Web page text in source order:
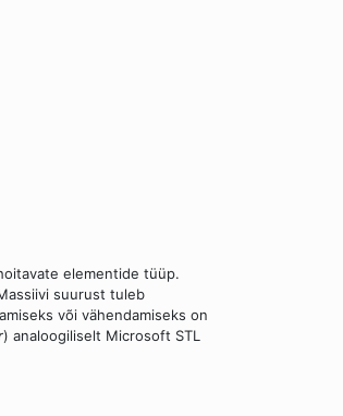
elementide tüüp.
suurust tuleb
või vähendamiseks on
) analoogiliselt Microsoft STL